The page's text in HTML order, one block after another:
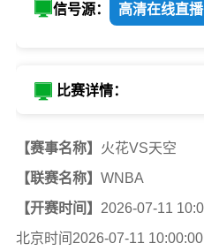
信号源： 高清在线直播
比赛详情：
【赛事名称】 火花VS天空
【联赛名称】 WNBA
【开赛时间】 2026-07-11
北京时间2026-07-11